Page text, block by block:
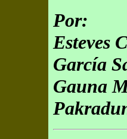
Por:
Esteves
García
Gauna